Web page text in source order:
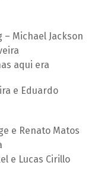
Michael Jackson
aqui era
e Eduardo
e Renato Matos
e Lucas Cirillo